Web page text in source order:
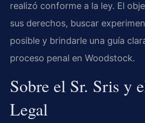
realizó conforme a la ley. El
sus derechos, buscar
posible y brindarle una guía
proceso penal en Woodstock.
Sobre el Sr. Sris y
Legal